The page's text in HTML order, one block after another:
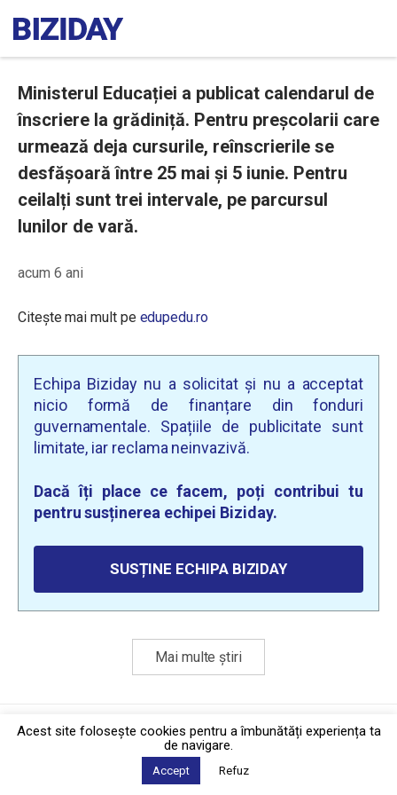
Ministerul Educației a publicat calendarul de
înscriere la grădiniță. Pentru preșcolarii care
urmează deja cursurile, reînscrierile se
desfășoară între 25 mai și 5 iunie. Pentru
ceilalți sunt trei intervale, pe parcursul
lunilor de vară.
acum 6 ani
Citește mai mult pe edupedu.ro
Echipa Biziday nu a solicitat și nu a acceptat
nicio formă de finanțare din fonduri
guvernamentale. Spațiile de publicitate sunt
limitate, iar reclama neinvazivă.
Dacă îți place ce facem, poți contribui tu
pentru susținerea echipei Biziday.
SUSȚINE ECHIPA BIZIDAY
Mai multe știri
Politica de confidențialitate·Contact
2026 © Biziday
Acest site foloseşte cookies pentru a îmbunătăți experiența ta
de navigare.
Accept Refuz